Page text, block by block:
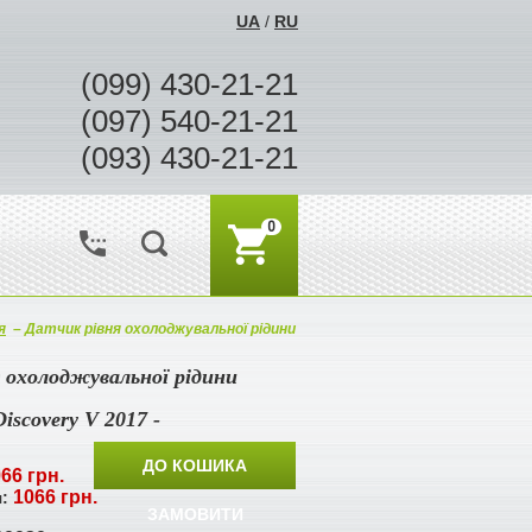
UA / RU
(099) 430-21-21
(097) 540-21-21
(093) 430-21-21
0
–Датчик рівня охолоджувальної рідини
рідини
V 2017 -
грн.
1066 грн.
ДО КОШИКА
ЗАМОВИТИ